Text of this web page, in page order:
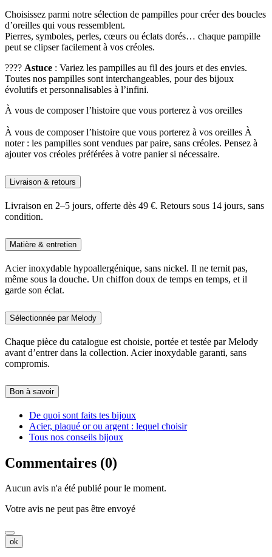
Choisissez parmi notre sélection de pampilles pour créer des boucles
d’oreilles qui vous ressemblent.
Pierres, symboles, perles, cœurs ou éclats dorés… chaque pampille
peut se clipser facilement à vos créoles.
???? Astuce : Variez les pampilles au fil des jours et des envies.
Toutes nos pampilles sont interchangeables, pour des bijoux
évolutifs et personnalisables à l’infini.
À vous de composer l’histoire que vous porterez à vos oreilles
À vous de composer l’histoire que vous porterez à vos oreilles À
noter : les pampilles sont vendues par paire, sans créoles. Pensez à
ajouter vos créoles préférées à votre panier si nécessaire.
Livraison & retours
Livraison en 2–5 jours, offerte dès 49 €. Retours sous 14 jours, sans
condition.
Matière & entretien
Acier inoxydable hypoallergénique, sans nickel. Il ne ternit pas,
même sous la douche. Un chiffon doux de temps en temps, et il
garde son éclat.
Sélectionnée par Melody
Chaque pièce du catalogue est choisie, portée et testée par Melody
avant d’entrer dans la collection. Acier inoxydable garanti, sans
compromis.
Bon à savoir
De quoi sont faits tes bijoux
Acier, plaqué or ou argent : lequel choisir
Tous nos conseils bijoux
Commentaires (0)
Aucun avis n'a été publié pour le moment.
Votre avis ne peut pas être envoyé
ok